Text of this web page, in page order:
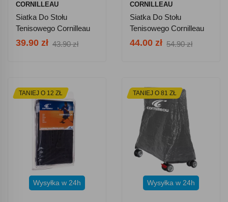
CORNILLEAU
Siatka Do Stołu
Tenisowego Cornilleau
PRIMO 160
39.90 zł 43.90 zł
CORNILLEAU
Siatka Do Stołu
Tenisowego Cornilleau
ADVANCE
44.00 zł 54.90 zł
TANIEJ O 12 ZŁ
Wysyłka w 24h
TANIEJ O 81 ZŁ
Wysyłka w 24h